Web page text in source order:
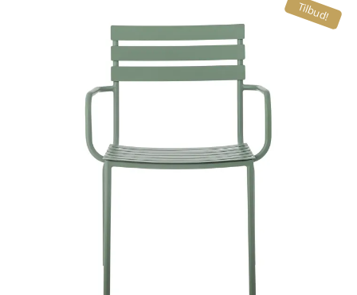
Tilbud!